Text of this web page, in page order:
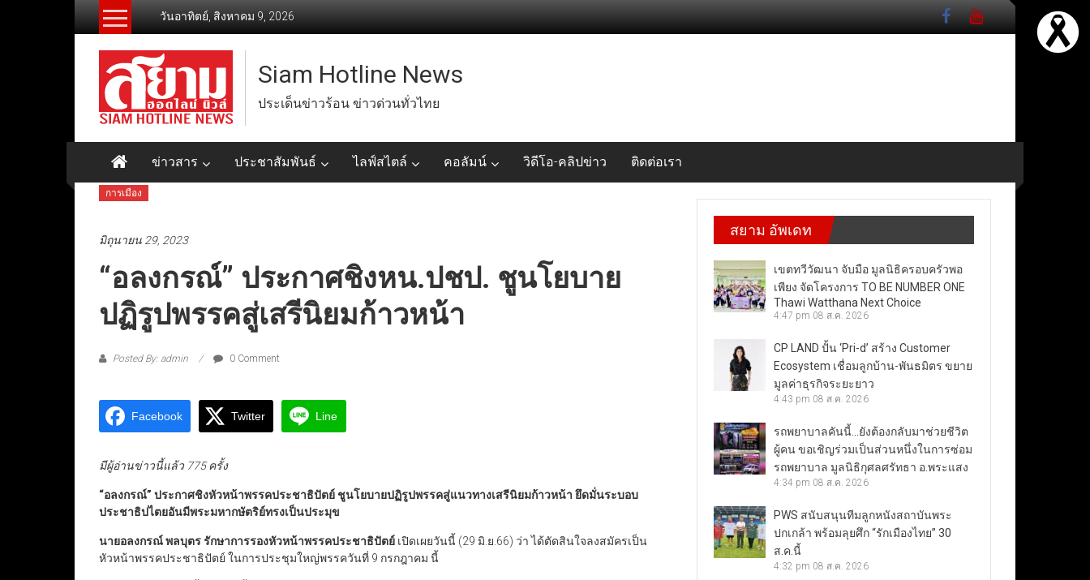
วันอาทิตย์, สิงหาคม 9, 2026
Siam Hotline News
ประเด็นข่าวร้อน ข่าวด่วนทั่วไทย
ข่าวสาร ประชาสัมพันธ์ ไลฟ์สไตล์ คอลัมน์ วิดีโอ-คลิปข่าว ติดต่อเรา
การเมือง
มิถุนายน 29, 2023
“อลงกรณ์” ประกาศชิงหน.ปชป. ชูนโยบาย
ปฏิรูปพรรคสู่เสรีนิยมก้าวหน้า
Posted By: admin 0 Comment
Facebook Twitter Line
มีผู้อ่านข่าวนี้แล้ว 775 ครั้ง
“อลงกรณ์” ประกาศชิงหัวหน้าพรรคประชาธิปัตย์ ชูนโยบายปฏิรูปพรรคสู่แนวทางเสรีนิยมก้าวหน้า ยึดมั่นระบอบ
ประชาธิปไตยอันมีพระมหากษัตริย์ทรงเป็นประมุข
นายอลงกรณ์ พลบุตร รักษาการรองหัวหน้าพรรคประชาธิปัตย์ เปิดเผยวันนี้ (29 มิ.ย.66) ว่า ได้ตัดสินใจลงสมัครเป็น
หัวหน้าพรรคประชาธิปัตย์ ในการประชุมใหญ่พรรควันที่ 9 กรกฎาคม นี้
สยาม อัพเดท
เขตทวีวัฒนา จับมือ มูลนิธิครอบครัวพอ
เพียง จัดโครงการ TO BE NUMBER ONE
Thawi Watthana Next Choice
4:47 pm 08 ส.ค. 2026
CP LAND ปั้น ‘Pri-d’ สร้าง Customer
Ecosystem เชื่อมลูกบ้าน-พันธมิตร ขยาย
มูลค่าธุรกิจระยะยาว
4:43 pm 08 ส.ค. 2026
รถพยาบาลคันนี้…ยังต้องกลับมาช่วยชีวิต
ผู้คน ขอเชิญร่วมเป็นส่วนหนึ่งในการซ่อม
รถพยาบาล มูลนิธิกุศลศรัทธา อ.พระแสง
4:34 pm 08 ส.ค. 2026
PWS สนับสนุนทีมลูกหนังสถาบันพระ
ปกเกล้า พร้อมลุยศึก “รักเมืองไทย” 30
ส.ค.นี้
4:32 pm 08 ส.ค. 2026